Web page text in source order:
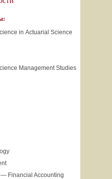
in Actuarial Science
Management Studies
Financial Accounting